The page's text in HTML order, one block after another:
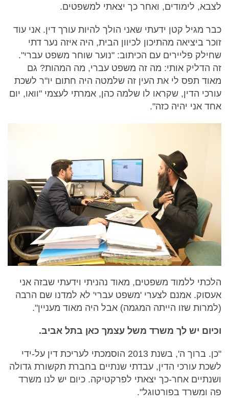
לצבא, לימודים, ואחר כך יצאתי למשפטים.
כבר מגיל קטן ידעתי שאני הולך להיות עורך דין. אני עוד
זוכר ביציאה מהתיכון לכיוון הבית, היה איזה נער דתי
שחילק פליירים עם הכיתוב: "נוער שוחר משפט עברי".
זה הדליק אותי: מה זה משפט עברי, מה המהות? גם
מאוד תפס לי את העין זה שלמטה היה חתום יו"ר לשכת
עורכי הדין, שקראו לו שלמה כהן, אמרתי לעצמי "וואו, יום
אחד אני יהיה כזה".
הלכתי ללמוד משפטים, מאוד נהניתי וידעתי שבזה אני
אעסוק. אמנם לצערי 'משפט עברי' לא למדנו שם הרבה
(למרות שזו הייתה המגמה) אבל היה מאוד מעניין".
וכיום יש לך משרד משל עצמך כאן בתל אביב.
"כן. ברוך ה', בשנת 2013 הוסמכתי לעריכת דין על-ידי
לשכת עורכי הדין, עבדתי שנתיים בחברת תקשורת גדולה
ושנתיים אחר-כך יצאתי לפרקטיקה. כיום יש לנו משרד
פה ומשרד בפורטוגל".